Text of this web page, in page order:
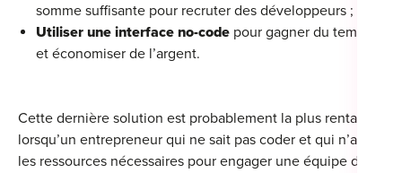
somme suffisante pour recruter des développeurs ;
Utiliser une interface no-code pour gagner du temps
et économiser de l’argent.
Cette dernière solution est probablement la plus rentable
lorsqu’un entrepreneur qui ne sait pas coder et qui n’a pas
les ressources nécessaires pour engager une équipe de